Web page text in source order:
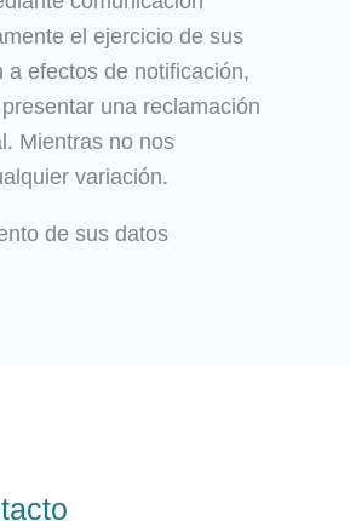
el ejercicio de sus
efectos de notificación,
una reclamación
Mientras no nos
variación.
de sus datos